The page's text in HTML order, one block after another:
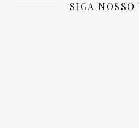
SIGA